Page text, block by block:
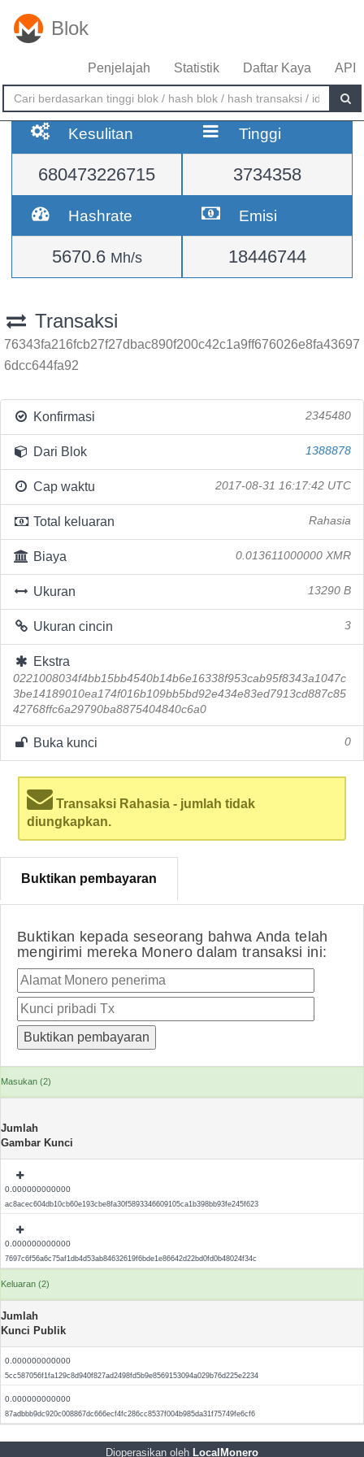
Blok
Penjelajah Statistik Daftar Kaya API
Kesulitan
680473226715
Tinggi
3734358
Hashrate
5670.6 Mh/s
Emisi
18446744
Transaksi
76343fa216fcb27f27dbac890f200c42c1a9ff676026e8fa43697
6dcc644fa92
Konfirmasi 2345480
Dari Blok 1388878
Cap waktu 2017-08-31 16:17:42 UTC
Total keluaran Rahasia
Biaya 0.013611000000 XMR
Ukuran 13290 B
Ukuran cincin 3
Ekstra
0221008034f4bb15bb4540b14b6e16338f953cab95f8343a1047c
3be14189010ea174f016b109bb5bd92e434e83ed7913cd887c85
42768ffc6a29790ba8875404840c6a0
Buka kunci 0
Transaksi Rahasia - jumlah tidak
diungkapkan.
Buktikan pembayaran
Buktikan kepada seseorang bahwa Anda telah
mengirimi mereka Monero dalam transaksi ini:
Masukan (2)
Jumlah
Gambar Kunci
0.000000000000
ac8acec604db10cb60e193cbe8fa30f5893346609105ca1b398bb93fe245f623
0.000000000000
7697c6f56a6c75af1db4d53ab84632619f6bde1e86642d22bd0fd0b48024f34c
Keluaran (2)
Jumlah
Kunci Publik
0.000000000000
5cc587056f1fa129c8d940f827ad2498fd5b9e8569153094a029b76d225e2234
0.000000000000
87adbbb9dc920c008867dc666ecf4fc286cc8537f004b985da31f75749fe6cf6
Dioperasikan oleh LocalMonero